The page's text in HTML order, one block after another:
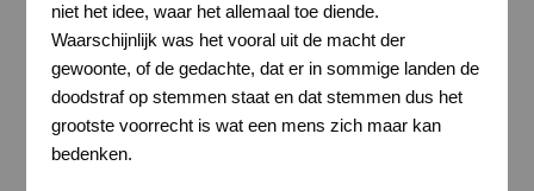
niet het idee, waar het allemaal toe diende.
Waarschijnlijk was het vooral uit de macht der
gewoonte, of de gedachte, dat er in sommige landen de
doodstraf op stemmen staat en dat stemmen dus het
grootste voorrecht is wat een mens zich maar kan
bedenken.